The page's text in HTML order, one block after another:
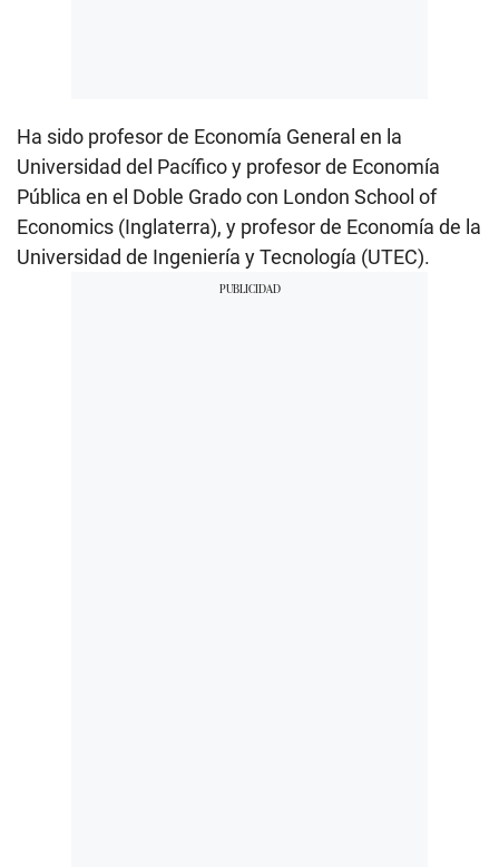
Ha sido profesor de Economía General en la
Universidad del Pacífico y profesor de Economía
Pública en el Doble Grado con London School of
Economics (Inglaterra), y profesor de Economía de la
Universidad de Ingeniería y Tecnología (UTEC).